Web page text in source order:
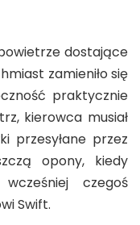
dostające
zamieniło się
praktycznie
kierowca musiał
przesyłane przez
opony, kiedy
czegoś
Swift.